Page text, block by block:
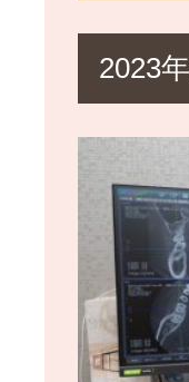
2023